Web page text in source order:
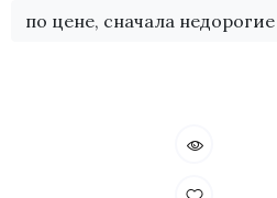
по цене, сначала недорогие